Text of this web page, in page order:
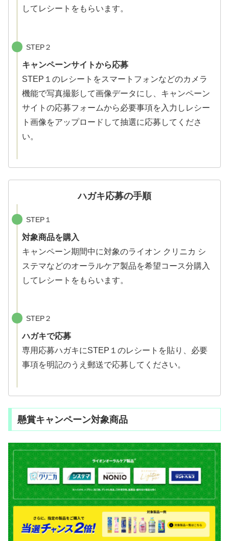
してレシートをもらいます。
STEP２
キャンペーンサイトから応募
STEP１のレシートをスマートフォンなどのカメラ
機能で写真撮影して画像データにし、キャンペーン
サイトの応募フォームから必要事項を入力しレシー
ト画像をアップロードして抽選に応募してくださ
い。
ハガキ応募の手順
STEP１
対象商品を購入
キャンペーン期間中に対象のライオン クリニカ シ
ステマなどのオーラルケア製品を希望コース分購入
してレシートをもらいます。
STEP２
ハガキで応募
専用応募ハガキにSTEP１のレシートを貼り、必要
事項を明記のうえ郵送で応募してください。
懸賞キャンペーン対象商品